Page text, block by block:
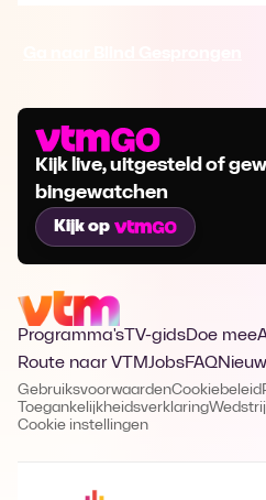
Kijk live, uitgesteld of
bingewatchen
Kijk op
Programma's TV-gidsDoe mee
Route naar VTMJobsFAQ
GebruiksvoorwaardenCookiebeleid
Toegankelijkheidsverklaring
Cookie instellingen